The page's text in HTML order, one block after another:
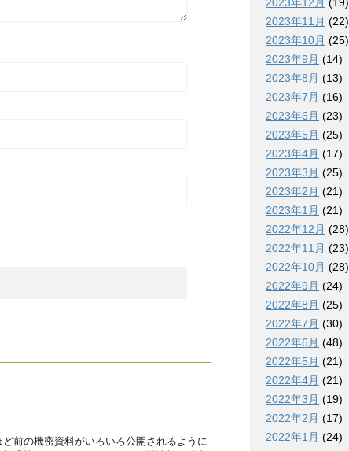
前の機密資料がいろいろ公開されるように
2023年11月 (22)
2023年10月 (25)
2023年9月 (14)
2023年8月 (13)
2023年7月 (16)
2023年6月 (23)
2023年5月 (25)
2023年4月 (17)
2023年3月 (25)
2023年2月 (21)
2023年1月 (21)
2022年12月 (28)
2022年11月 (23)
2022年10月 (28)
2022年9月 (24)
2022年8月 (25)
2022年7月 (30)
2022年6月 (48)
2022年5月 (21)
2022年4月 (21)
2022年3月 (19)
2022年2月 (17)
2022年1月 (24)